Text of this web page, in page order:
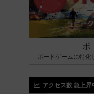
ボ
ボードゲームに特化
アクセス数 急上昇